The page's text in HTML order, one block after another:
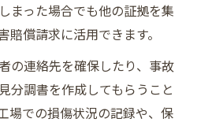
まった場合でも他の証拠を集
償請求に活用できます。
の連絡先を確保したり、事故
分調書を作成してもらうこと
場での損傷状況の記録や、保